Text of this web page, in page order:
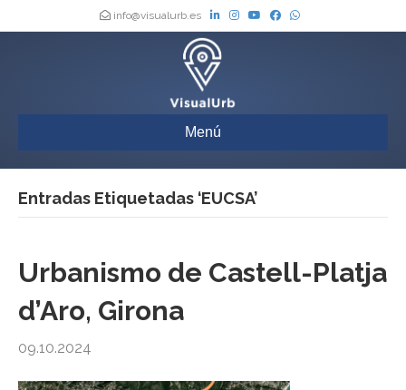
info@visualurb.es
Menú
Entradas Etiquetadas ‘EUCSA’
Urbanismo de Castell-Platja
d’Aro, Girona
09.10.2024